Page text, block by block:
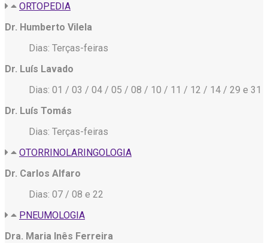
ORTOPEDIA
Dr. Humberto Vilela
Dias: Terças-feiras
Dr. Luís Lavado
Dias: 01 / 03 / 04 / 05 / 08 / 10 / 11 / 12 / 14 / 29 e 31
Dr. Luís Tomás
Dias: Terças-feiras
OTORRINOLARINGOLOGIA
Dr. Carlos Alfaro
Dias: 07 / 08 e 22
PNEUMOLOGIA
Dra. Maria Inês Ferreira